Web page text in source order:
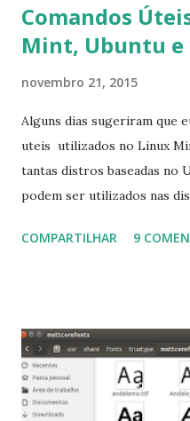
Comandos
Mint, Ubuntu e
novembro 21, 2015
Alguns dias sugeriram que
uteis utilizados no Linux
tantas distros baseadas no
podem ser utilizados nas
Linux Mint 17, Pinguy OS
para usuários iniciantes...
sudo apt-get update 2-
get -f dist-upgrade ou
COMPARTILHAR 9